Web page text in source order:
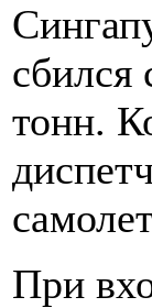
сбился
тонн.
При